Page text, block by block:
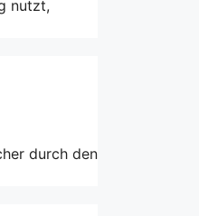
nutzt,
durch den